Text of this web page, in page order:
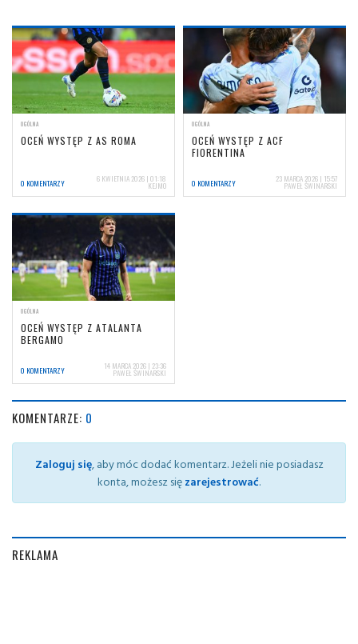
OGÓLNA
OCEŃ WYSTĘP Z AS ROMA
0 KOMENTARZY 6 KWIETNIA 2026 | 01:18
KEJMO
OGÓLNA
OCEŃ WYSTĘP Z ACF
FIORENTINA
0 KOMENTARZY 23 MARCA 2026 | 15:57
PAWEŁ ŚWINARSKI
OGÓLNA
OCEŃ WYSTĘP Z ATALANTA
BERGAMO
0 KOMENTARZY 14 MARCA 2026 | 23:36
PAWEŁ ŚWINARSKI
KOMENTARZE: 0
Zaloguj się, aby móc dodać komentarz. Jeżeli nie posiadasz
konta, możesz sięzarejestrować.
REKLAMA